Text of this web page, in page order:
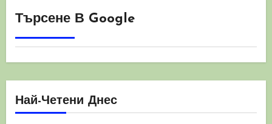
Търсене В Google
Най-Четени Днес